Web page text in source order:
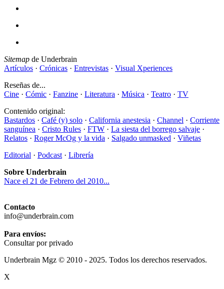
Sitemap de Underbrain
Artículos · Crónicas · Entrevistas · Visual Xperiences
Reseñas de...
Cine · Cómic · Fanzine · Literatura · Música · Teatro · TV
Contenido original:
Bastardos · Café (y) solo · California anestesia · Channel · Corriente
sanguínea · Cristo Rules · FTW · La siesta del borrego salvaje ·
Relatos · Roger McOg y la vida · Salgado unmasked · Viñetas
Editorial · Podcast · Librería
Sobre Underbrain
Nace el 21 de Febrero del 2010...
Contacto
info@underbrain.com
Para envíos:
Consultar por privado
Underbrain Mgz © 2010 - 2025. Todos los derechos reservados.
X